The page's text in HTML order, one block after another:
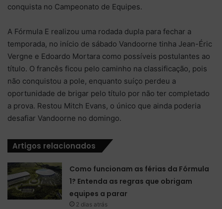
conquista no Campeonato de Equipes.
A Fórmula E realizou uma rodada dupla para fechar a
temporada, no início de sábado Vandoorne tinha Jean-Éric
Vergne e Edoardo Mortara como possíveis postulantes ao
título. O francês ficou pelo caminho na classificação, pois
não conquistou a pole, enquanto suíço perdeu a
oportunidade de brigar pelo título por não ter completado
a prova. Restou Mitch Evans, o único que ainda poderia
desafiar Vandoorne no domingo.
Artigos relacionados
Como funcionam as férias da Fórmula
1? Entenda as regras que obrigam
equipes a parar
2 dias atrás